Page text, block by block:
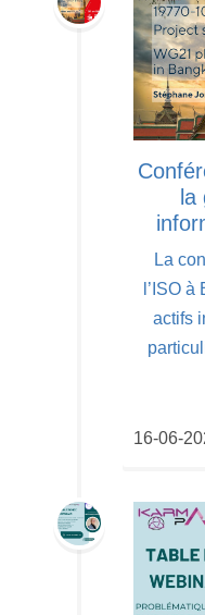
La
l’ISO
actifs
16-06-